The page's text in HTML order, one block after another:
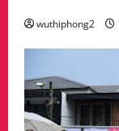
wuthiphong2